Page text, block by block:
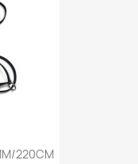
220CM